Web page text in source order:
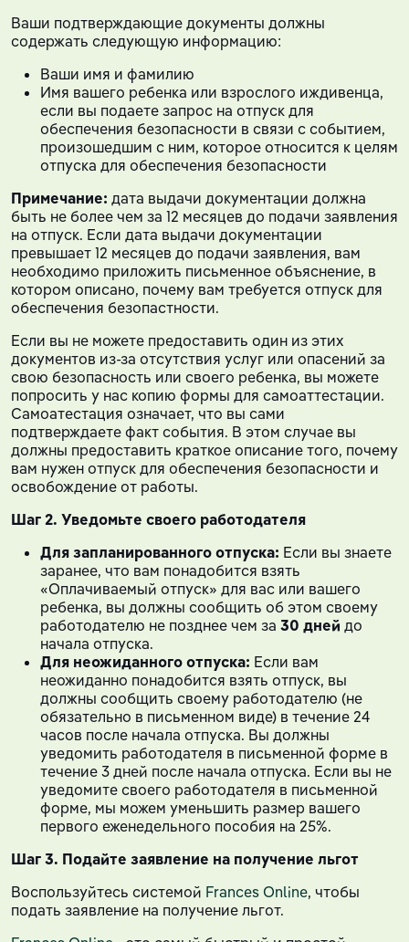
Ваши подтверждающие документы должны
содержать следующую информацию:
Ваши имя и фамилию
Имя вашего ребенка или взрослого иждивенца,
если вы подаете запрос на отпуск для
обеспечения безопасности в связи с событием,
произошедшим с ним, которое относится к целям
отпуска для обеспечения безопасности
Примечание: дата выдачи документации должна
быть не более чем за 12 месяцев до подачи заявления
на отпуск. Если дата выдачи документации
превышает 12 месяцев до подачи заявления, вам
необходимо приложить письменное объяснение, в
котором описано, почему вам требуется отпуск для
обеспечения безопастности.
Если вы не можете предоставить один из этих
документов из-за отсутствия услуг или опасений за
свою безопасность или своего ребенка, вы можете
попросить у нас копию формы для самоаттестации.
Самоатестация означает, что вы сами
подтверждаете факт события. В этом случае вы
должны предоставить краткое описание того, почему
вам нужен отпуск для обеспечения безопасности и
освобождение от работы.
Шаг 2. Уведомьте своего работодателя
Для запланированного отпуска: Если вы знаете
заранее, что вам понадобится взять
«Оплачиваемый отпуск» для вас или вашего
ребенка, вы должны сообщить об этом своему
работодателю не позднее чем за 30 дней до
начала отпуска.
Для неожиданного отпуска: Если вам
неожиданно понадобится взять отпуск, вы
должны сообщить своему работодателю (не
обязательно в письменном виде) в течение 24
часов после начала отпуска. Вы должны
уведомить работодателя в письменной форме в
течение 3 дней после начала отпуска. Если вы не
уведомите своего работодателя в письменной
форме, мы можем уменьшить размер вашего
первого еженедельного пособия на 25%.
Шаг 3. Подайте заявление на получение льгот
Воспользуйтесь системой Frances Online, чтобы
подать заявление на получение льгот.